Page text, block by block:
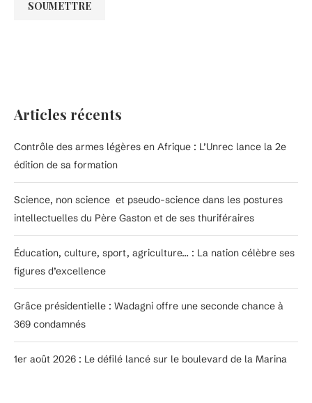
Articles récents
Contrôle des armes légères en Afrique : L’Unrec lance la 2e
édition de sa formation
Science, non science et pseudo-science dans les postures
intellectuelles du Père Gaston et de ses thuriféraires
Éducation, culture, sport, agriculture… : La nation célèbre ses
figures d’excellence
Grâce présidentielle : Wadagni offre une seconde chance à
369 condamnés
1er août 2026 : Le défilé lancé sur le boulevard de la Marina